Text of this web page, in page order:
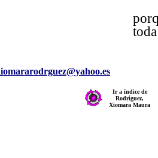
Ir a índice de
Rodríguez,
Xiomara Maura